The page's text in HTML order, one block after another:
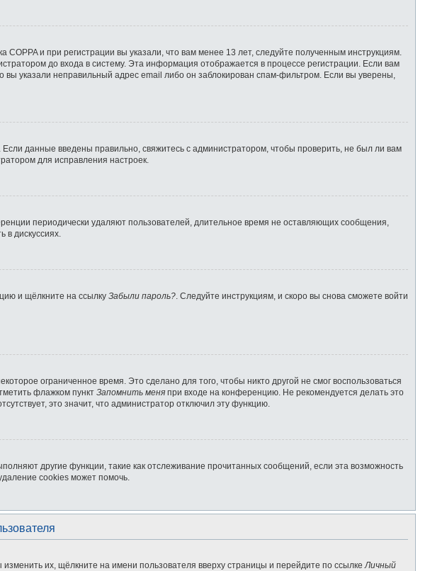
и при регистрации вы указали, что вам менее 13 лет, следуйте полученным инструкциям.
до входа в систему. Эта информация отображается в процессе регистрации. Если вам
указали неправильный адрес email либо он заблокирован спам-фильтром. Если вы уверены,
данные введены правильно, свяжитесь с администратором, чтобы проверить, не был ли вам
для исправления настроек.
периодически удаляют пользователей, длительное время не оставляющих сообщения,
в дискуссиях.
и щёлкните на ссылку Забыли пароль?. Следуйте инструкциям, и скоро вы снова сможете войти
ограниченное время. Это сделано для того, чтобы никто другой не смог воспользоваться
флажком пункт Запомнить меня при входе на конференцию. Не рекомендуется делать это
это значит, что администратор отключил эту функцию.
другие функции, такие как отслеживание прочитанных сообщений, если эта возможность
cookies может помочь.
их, щёлкните на имени пользователя вверху страницы и перейдите по ссылкеЛичный